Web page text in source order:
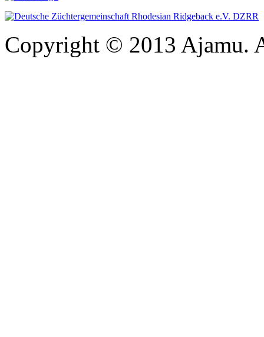
Copyright © 2013 Ajamu.